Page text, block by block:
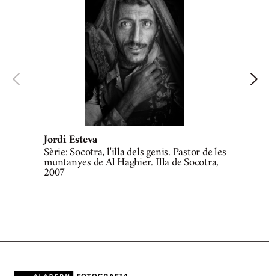
Jordi Esteva
Sèrie: Socotra, l'illa dels genis. Pastor de les
muntanyes de Al Haghier. Illa de Socotra,
2007